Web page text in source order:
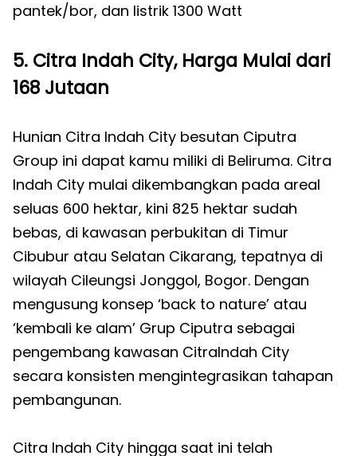
pantek/bor, dan listrik 1300 Watt
5. Citra Indah City, Harga Mulai dari
168 Jutaan
Hunian Citra Indah City besutan Ciputra
Group ini dapat kamu miliki di Beliruma. Citra
Indah City mulai dikembangkan pada areal
seluas 600 hektar, kini 825 hektar sudah
bebas, di kawasan perbukitan di Timur
Cibubur atau Selatan Cikarang, tepatnya di
wilayah Cileungsi Jonggol, Bogor. Dengan
mengusung konsep ‘back to nature’ atau
‘kembali ke alam’ Grup Ciputra sebagai
pengembang kawasan CitraIndah City
secara konsisten mengintegrasikan tahapan
pembangunan.
Citra Indah City hingga saat ini telah